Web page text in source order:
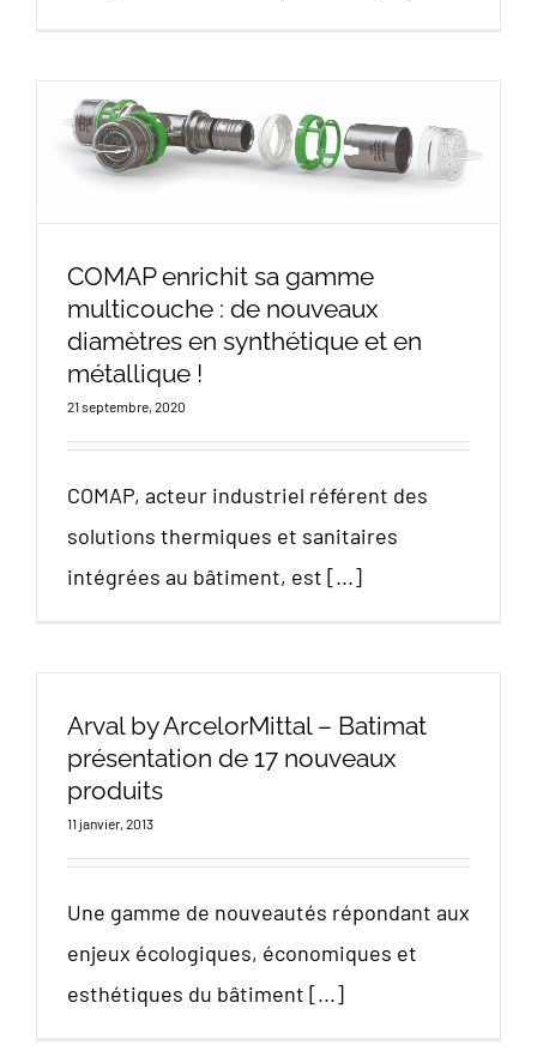
COMAP enrichit sa gamme
multicouche : de nouveaux
diamètres en synthétique et en
métallique !
21 septembre, 2020
COMAP, acteur industriel référent des
solutions thermiques et sanitaires
intégrées au bâtiment, est [...]
Arval by ArcelorMittal – Batimat
présentation de 17 nouveaux
produits
11 janvier, 2013
Une gamme de nouveautés répondant aux
enjeux écologiques, économiques et
esthétiques du bâtiment [...]